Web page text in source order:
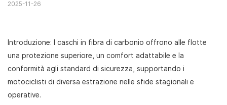
2025-11-26
Introduzione: I caschi in fibra di carbonio offrono alle flotte
una protezione superiore, un comfort adattabile e la
conformità agli standard di sicurezza, supportando i
motociclisti di diversa estrazione nelle sfide stagionali e
operative.